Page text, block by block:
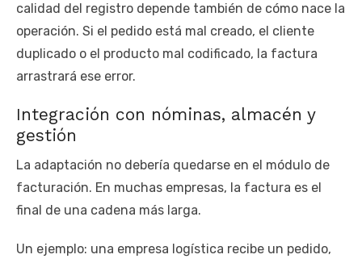
calidad del registro depende también de cómo nace la
operación. Si el pedido está mal creado, el cliente
duplicado o el producto mal codificado, la factura
arrastrará ese error.
Integración con nóminas, almacén y
gestión
La adaptación no debería quedarse en el módulo de
facturación. En muchas empresas, la factura es el
final de una cadena más larga.
Un ejemplo: una empresa logística recibe un pedido,